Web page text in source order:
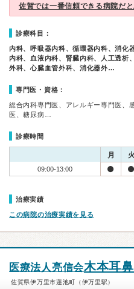
佐賀では一番信頼できる病院だ
診療科目：
内科、呼吸器内科、循環器内科、消化
内科、血液内科、腎臓内科、人工透析
外科、心臓血管外科、消化器外…
専門医・資格：
総合内科専門医、アレルギー専門医、
医、糖尿病…
診療時間
月 火
09:00-13:00
治療実績
この病院の治療実績を見る
医療法人亮信会木本耳
佐賀県伊万里市蓮池町（伊万里駅）